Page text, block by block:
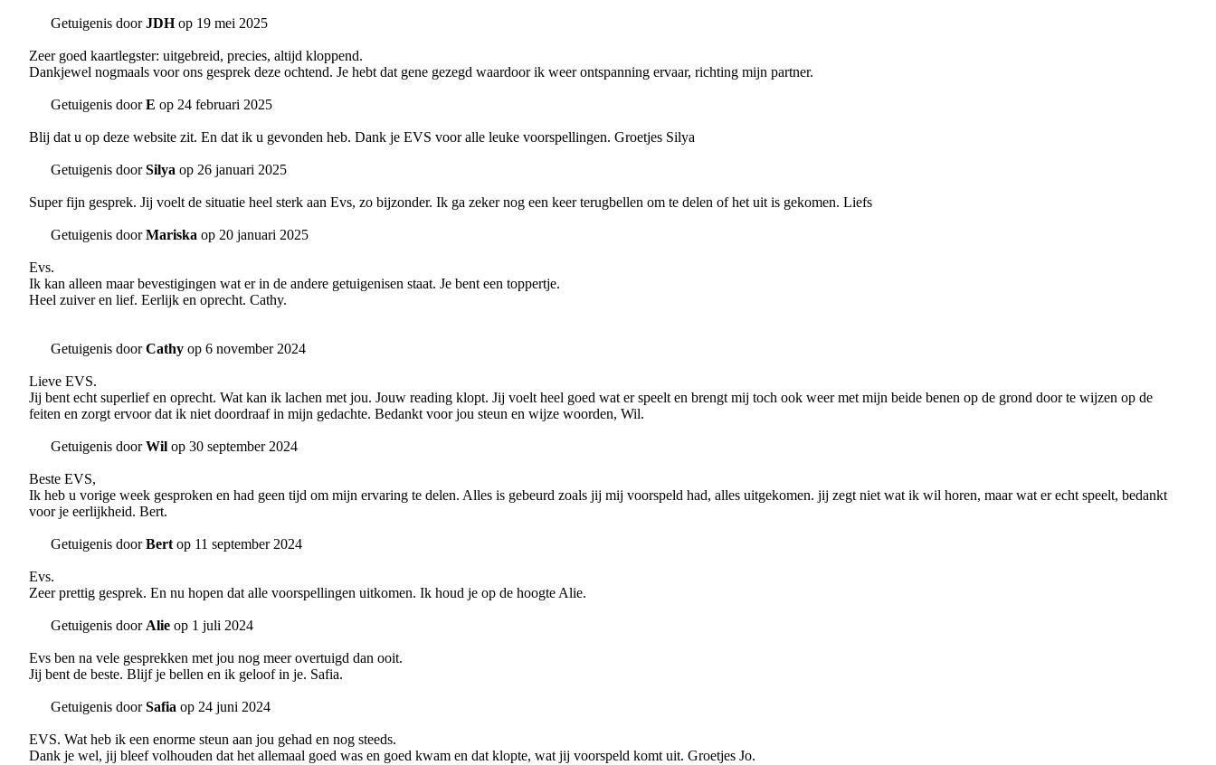
Getuigenis doorJDHop 19 mei 2025
Zeer goed kaartlegster: uitgebreid, precies, altijd kloppend.
Dankjewel nogmaals voor ons gesprek deze ochtend. Je hebt dat gene gezegd waardoor ik weer ontspanning ervaar, richting mijn partner.
Getuigenis doorE op 24 februari 2025
Blij dat u op deze website zit. En dat ik u gevonden heb. Dank je EVS voor alle leuke voorspellingen. Groetjes Silya
Getuigenis doorSilya op 26 januari 2025
Super fijn gesprek. Jij voelt de situatie heel sterk aan Evs, zo bijzonder. Ik ga zeker nog een keer terugbellen om te delen of het uit is gekomen. Liefs
Getuigenis doorMariska op 20 januari 2025
Evs.
Ik kan alleen maar bevestigingen wat er in de andere getuigenisen staat. Je bent een toppertje.
Heel zuiver en lief. Eerlijk en oprecht. Cathy.
Getuigenis doorCathy op 6 november 2024
Lieve EVS.
Jij bent echt superlief en oprecht. Wat kan ik lachen met jou. Jouw reading klopt. Jij voelt heel goed wat er speelt en brengt mij toch ook weer met mijn beide benen op de grond door te wijzen op de
feiten en zorgt ervoor dat ik niet doordraaf in mijn gedachte. Bedankt voor jou steun en wijze woorden, Wil.
Getuigenis doorWil op 30 september 2024
Beste EVS,
Ik heb u vorige week gesproken en had geen tijd om mijn ervaring te delen. Alles is gebeurd zoals jij mij voorspeld had, alles uitgekomen. jij zegt niet wat ik wil horen, maar wat er echt speelt, bedankt
voor je eerlijkheid. Bert.
Getuigenis doorBert op 11 september 2024
Evs.
Zeer prettig gesprek. En nu hopen dat alle voorspellingen uitkomen. Ik houd je op de hoogte Alie.
Getuigenis door Alie op 1 juli 2024
Evs ben na vele gesprekken met jou nog meer overtuigd dan ooit.
Jij bent de beste. Blijf je bellen en ik geloof in je. Safia.
Getuigenis doorSafia op 24 juni 2024
EVS. Wat heb ik een enorme steun aan jou gehad en nog steeds.
Dank je wel, jij bleef volhouden dat het allemaal goed was en goed kwam en dat klopte, wat jij voorspeld komt uit. Groetjes Jo.